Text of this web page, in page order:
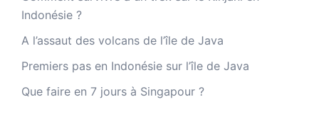
Indonésie ?
A l’assaut des volcans de l’île de Java
Premiers pas en Indonésie sur l’île de Java
Que faire en 7 jours à Singapour ?